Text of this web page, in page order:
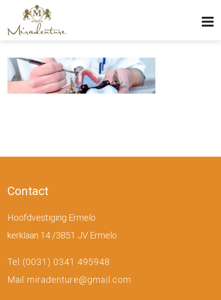
Contact
Hoofdvestiging Ermelo
kerklaan 14 /3851 JV Ermelo
Tel: (0031) 0341 495948
Mail: miradenture@gmail.com